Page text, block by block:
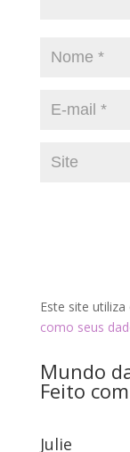
Este site
como seus
Mundo
Feito com
Julie